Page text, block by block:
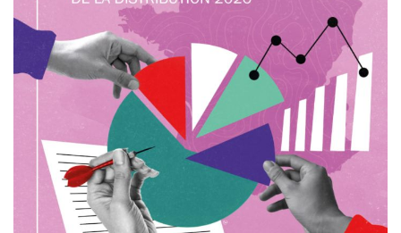
doit être examinée secteur par secteur afin
d’éviter des effets indirects non anticipés. Pour
les trois syndicats, le 100 % Santé en audiologie
constitue à la fois une réussite et un équilibre,
construit grâce aux efforts de l’ensemble de la
filière, qu’il convient désormais de préserver. «
Le remettre en question, même partiellement,
reviendrait à déstabiliser un dispositif dont,
rappelons-le, l’ambition est de réduire le
renoncement aux soins,relèvent
Benoît Roy,